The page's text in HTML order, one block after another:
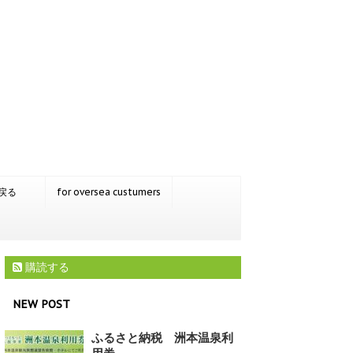
る for oversea custumers
購読する
NEW POST
ふるさと納税 洲本温泉利